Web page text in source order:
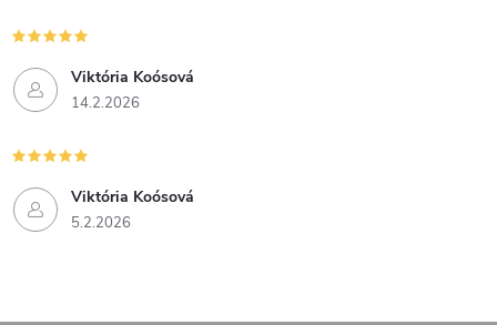
Viktória Koósová
14.2.2026
Viktória Koósová
5.2.2026